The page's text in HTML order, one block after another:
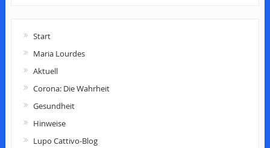
Start
Maria Lourdes
Aktuell
Corona: Die Wahrheit
Gesundheit
Hinweise
Lupo Cattivo-Blog